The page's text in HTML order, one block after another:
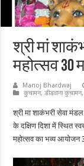
श्री मां
महोत्सव 30
Manoj Bhardwaj
कुचामन,डीडवाना कुचामन
श्री मा शाकंभरी सेवा
के दक्षिण दिशा में स्थित
महोत्सव का भव्य आयोजन